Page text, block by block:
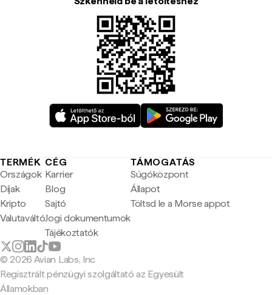
TERMÉK
Országok
Díjak
Kripto
Valutaváltó
CÉG
Karrier
Blog
Sajtó
Jogi dokumentumok
Tájékoztatók
TÁMOGATÁS
Súgóközpont
Állapot
Töltsd le a Morse appot
© 2026 Avian Labs, Inc
Regisztrált pénzügyi szolgáltató az Egyesült
Államokban